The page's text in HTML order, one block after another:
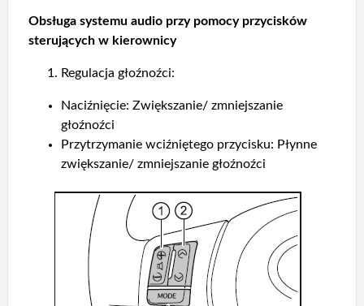
Obsługa systemu audio przy pomocy przycisków
sterujących w kierownicy
Regulacja głoźnoźci:
Naciźnięcie: Zwiększanie/ zmniejszanie
głoźnoźci
Przytrzymanie wciźniętego przycisku: Płynne
zwiększanie/ zmniejszanie głoźnoźci